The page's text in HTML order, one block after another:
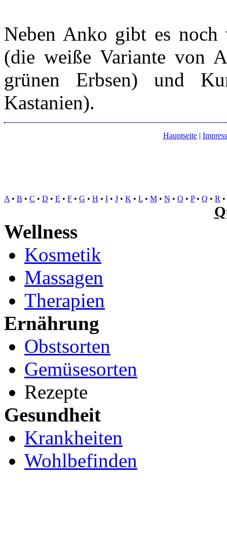
Neben Anko gibt es
(die weiße Variante von
grünen Erbsen) und
Kastanien).
Hauptseite|
A • B • C • D • E • F • G • H • I • J • K • L • M • N • O • P• Q • R •
Wellness
Kosmetik
Massagen
Therapien
Ernährung
Obstsorten
Gemüsesorten
Rezepte
Gesundheit
Krankheiten
Wohlbefinden